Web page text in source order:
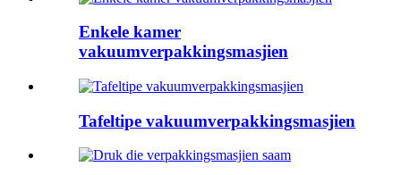
Enkele kamer
vakuumverpakkingsmasjien
Tafeltipe vakuumverpakkingsmasjien